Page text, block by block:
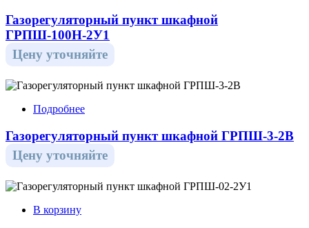
Газорегуляторный пункт шкафной
ГРПШ-100Н-2У1
Цену уточняйте
Подробнее
Газорегуляторный пункт шкафной ГРПШ-3-2В
Цену уточняйте
В корзину